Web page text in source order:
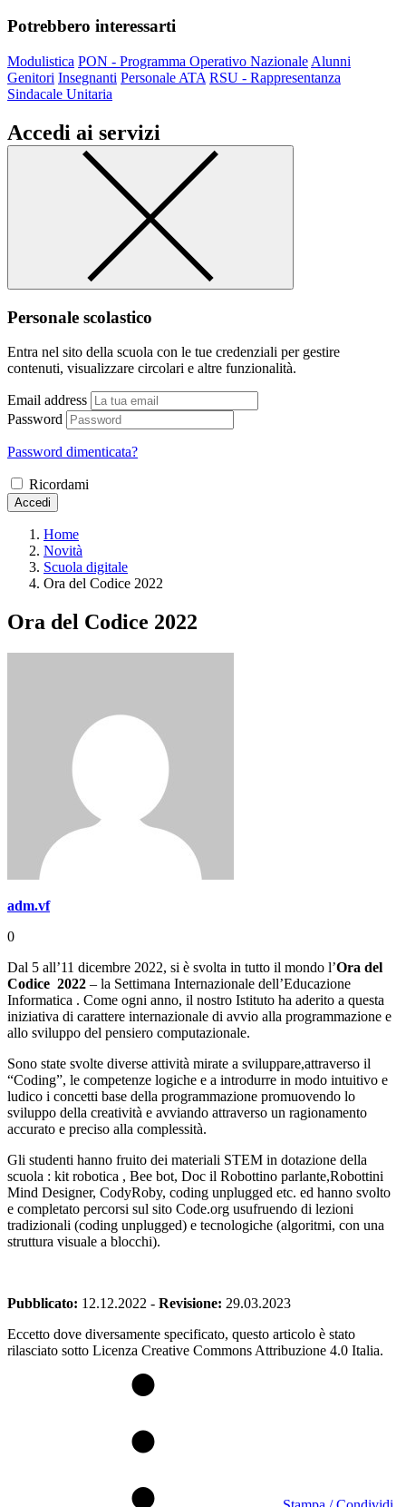
Potrebbero interessarti
Modulistica PON - Programma Operativo Nazionale Alunni
Genitori Insegnanti Personale ATA RSU - Rappresentanza
Sindacale Unitaria
Accedi ai servizi
Personale scolastico
Entra nel sito della scuola con le tue credenziali per gestire
contenuti, visualizzare circolari e altre funzionalità.
Email address
Password
Password dimenticata?
Ricordami
Accedi
Home
Novità
Scuola digitale
Ora del Codice 2022
Ora del Codice 2022
adm.vf
0
Dal 5 all’11 dicembre 2022, si è svolta in tutto il mondo l’Ora del
Codice 2022 – la Settimana Internazionale dell’Educazione
Informatica . Come ogni anno, il nostro Istituto ha aderito a questa
iniziativa di carattere internazionale di avvio alla programmazione e
allo sviluppo del pensiero computazionale.
Sono state svolte diverse attività mirate a sviluppare,attraverso il
“Coding”, le competenze logiche e a introdurre in modo intuitivo e
ludico i concetti base della programmazione promuovendo lo
sviluppo della creatività e avviando attraverso un ragionamento
accurato e preciso alla complessità.
Gli studenti hanno fruito dei materiali STEM in dotazione della
scuola : kit robotica , Bee bot, Doc il Robottino parlante,Robottini
Mind Designer, CodyRoby, coding unplugged etc. ed hanno svolto
e completato percorsi sul sito Code.org usufruendo di lezioni
tradizionali (coding unplugged) e tecnologiche (algoritmi, con una
struttura visuale a blocchi).
Pubblicato: 12.12.2022 - Revisione: 29.03.2023
Eccetto dove diversamente specificato, questo articolo è stato
rilasciato sotto Licenza Creative Commons Attribuzione 4.0 Italia.